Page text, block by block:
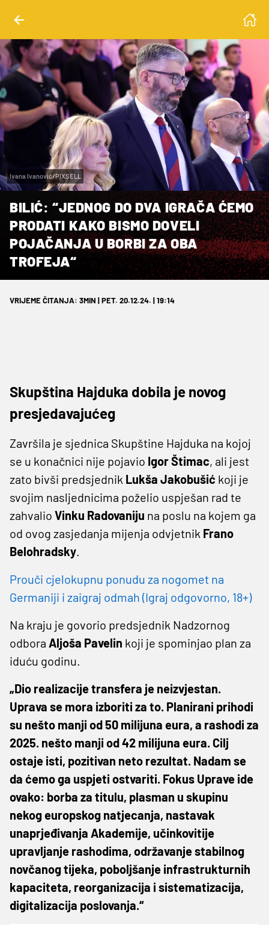
Ivana Ivanović/PIXSELL
BILIĆ: “JEDNOG DO DVA IGRAČA ĆEMO
PRODATI KAKO BISMO DOVELI
POJAČANJA U BORBI ZA OBA
TROFEJA“
VRIJEME ČITANJA: 3MIN | PET. 20.12.24. | 19:14
Skupština Hajduka dobila je novog
presjedavajućeg
Završila je sjednica Skupštine Hajduka na kojoj
se u konačnici nije pojavio Igor Štimac, ali jest
zato bivši predsjednik Lukša Jakobušić koji je
svojim nasljednicima poželio uspješan rad te
zahvalio Vinku Radovaniju na poslu na kojem ga
od ovog zasjedanja mijenja odvjetnik Frano
Belohradsky.
Prouči cjelokupnu ponudu za nogomet na
Germaniji i zaigraj odmah (Igraj odgovorno, 18+)
Na kraju je govorio predsjednik Nadzornog
odbora Aljoša Pavelin koji je spominjao plan za
iduću godinu.
„Dio realizacije transfera je neizvjestan.
Uprava se mora izboriti za to. Planirani prihodi
su nešto manji od 50 milijuna eura, a rashodi za
2025. nešto manji od 42 milijuna eura. Cilj
ostaje isti, pozitivan neto rezultat. Nadam se
da ćemo ga uspjeti ostvariti. Fokus Uprave ide
ovako: borba za titulu, plasman u skupinu
nekog europskog natjecanja, nastavak
unaprjeđivanja Akademije, učinkovitije
upravljanje rashodima, održavanje stabilnog
novčanog tijeka, poboljšanje infrastrukturnih
kapaciteta, reorganizacija i sistematizacija,
digitalizacija poslovanja.“